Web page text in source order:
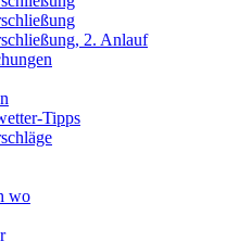
2. Anlauf
Tipps
wo